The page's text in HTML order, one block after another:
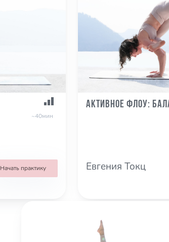
~40мин
Начать практику
Активное Флоу:
Евгения Токц